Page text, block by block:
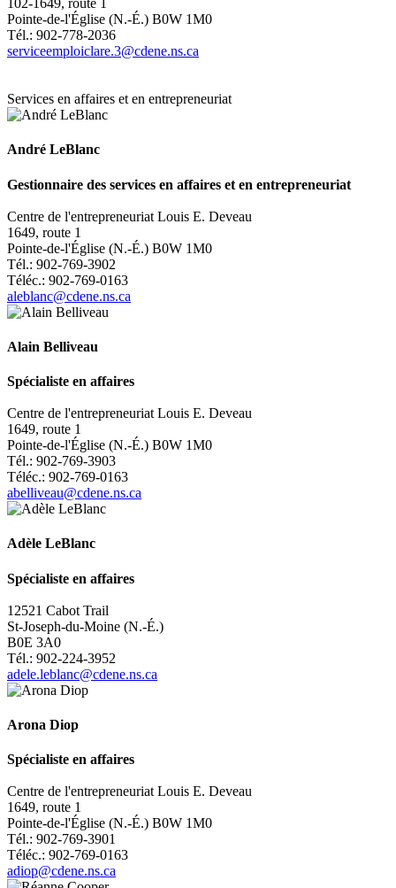
102-1649, route 1
Pointe-de-l'Église (N.-É.) B0W 1M0
Tél.: 902-778-2036
serviceemploiclare.3@cdene.ns.ca
Services en affaires et en entrepreneuriat
André LeBlanc
Gestionnaire des services en affaires et en entrepreneuriat
Centre de l'entrepreneuriat Louis E. Deveau
1649, route 1
Pointe-de-l'Église (N.-É.) B0W 1M0
Tél.: 902-769-3902
Téléc.: 902-769-0163
aleblanc@cdene.ns.ca
Alain Belliveau
Spécialiste en affaires
Centre de l'entrepreneuriat Louis E. Deveau
1649, route 1
Pointe-de-l'Église (N.-É.) B0W 1M0
Tél.: 902-769-3903
Téléc.: 902-769-0163
abelliveau@cdene.ns.ca
Adèle LeBlanc
Spécialiste en affaires
12521 Cabot Trail
St-Joseph-du-Moine (N.-É.)
B0E 3A0
Tél.: 902-224-3952
adele.leblanc@cdene.ns.ca
Arona Diop
Spécialiste en affaires
Centre de l'entrepreneuriat Louis E. Deveau
1649, route 1
Pointe-de-l'Église (N.-É.) B0W 1M0
Tél.: 902-769-3901
Téléc.: 902-769-0163
adiop@cdene.ns.ca